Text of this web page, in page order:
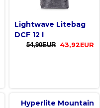
Lightwave Litebag
DCF 12 l
54,90EUR 43,92EUR
Hyperlite Mountain